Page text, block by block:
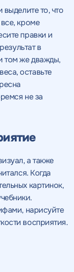
выделите то, что
кроме
правки и
в
том же дважды,
оставьте
не за
а также
Когда
картинок,
нарисуйте
восприятия.